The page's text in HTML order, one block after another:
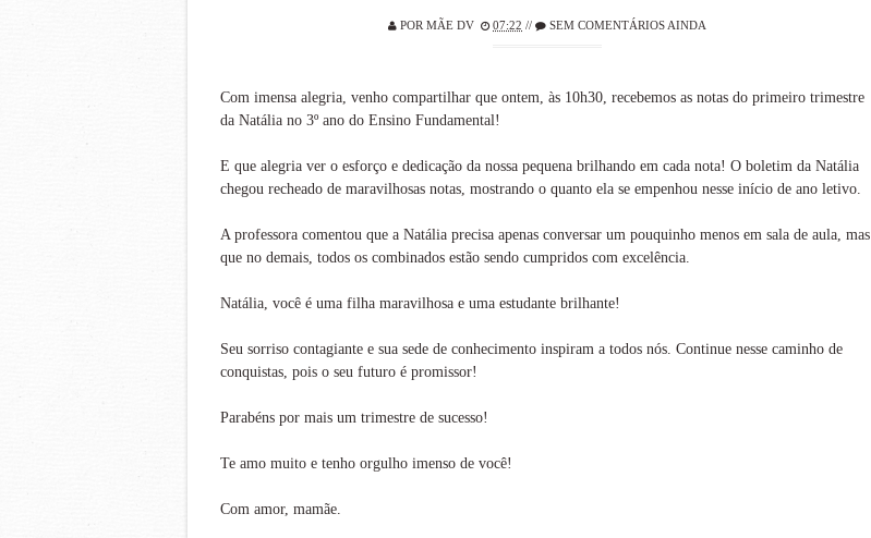
POR MÃE DV 07:22 // SEM COMENTÁRIOS AINDA
Com imensa alegria, venho compartilhar que ontem, às 10h30, recebemos as notas do primeiro trimestre
da Natália no 3º ano do Ensino Fundamental!
E que alegria ver o esforço e dedicação da nossa pequena brilhando em cada nota! O boletim da Natália
chegou recheado de maravilhosas notas, mostrando o quanto ela se empenhou nesse início de ano letivo.
A professora comentou que a Natália precisa apenas conversar um pouquinho menos em sala de aula, mas
que no demais, todos os combinados estão sendo cumpridos com excelência.
Natália, você é uma filha maravilhosa e uma estudante brilhante!
Seu sorriso contagiante e sua sede de conhecimento inspiram a todos nós. Continue nesse caminho de
conquistas, pois o seu futuro é promissor!
Parabéns por mais um trimestre de sucesso!
Te amo muito e tenho orgulho imenso de você!
Com amor, mamãe.